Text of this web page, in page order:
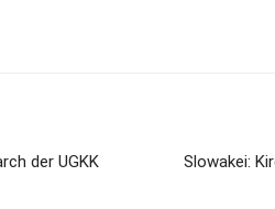
der UGKK
Slowakei: